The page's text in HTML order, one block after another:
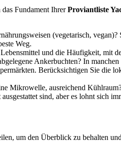
Fundament IhrerProviantliste
(vegetarisch,
Weg.
und die Häufigkeit, mit
Ankerbuchten? In
Berücksichtigen Sie die
Mikrowelle, ausreichend
sind, aber es lohnt sich
um den Überblick zu behalten